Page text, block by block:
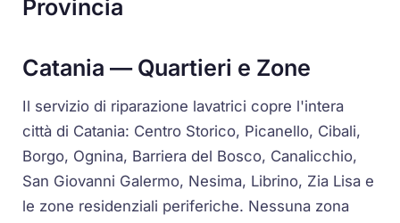
Provincia
Catania — Quartieri e Zone
Il servizio di riparazione lavatrici copre l'intera
città di Catania: Centro Storico, Picanello, Cibali,
Borgo, Ognina, Barriera del Bosco, Canalicchio,
San Giovanni Galermo, Nesima, Librino, Zia Lisa e
le zone residenziali periferiche. Nessuna zona